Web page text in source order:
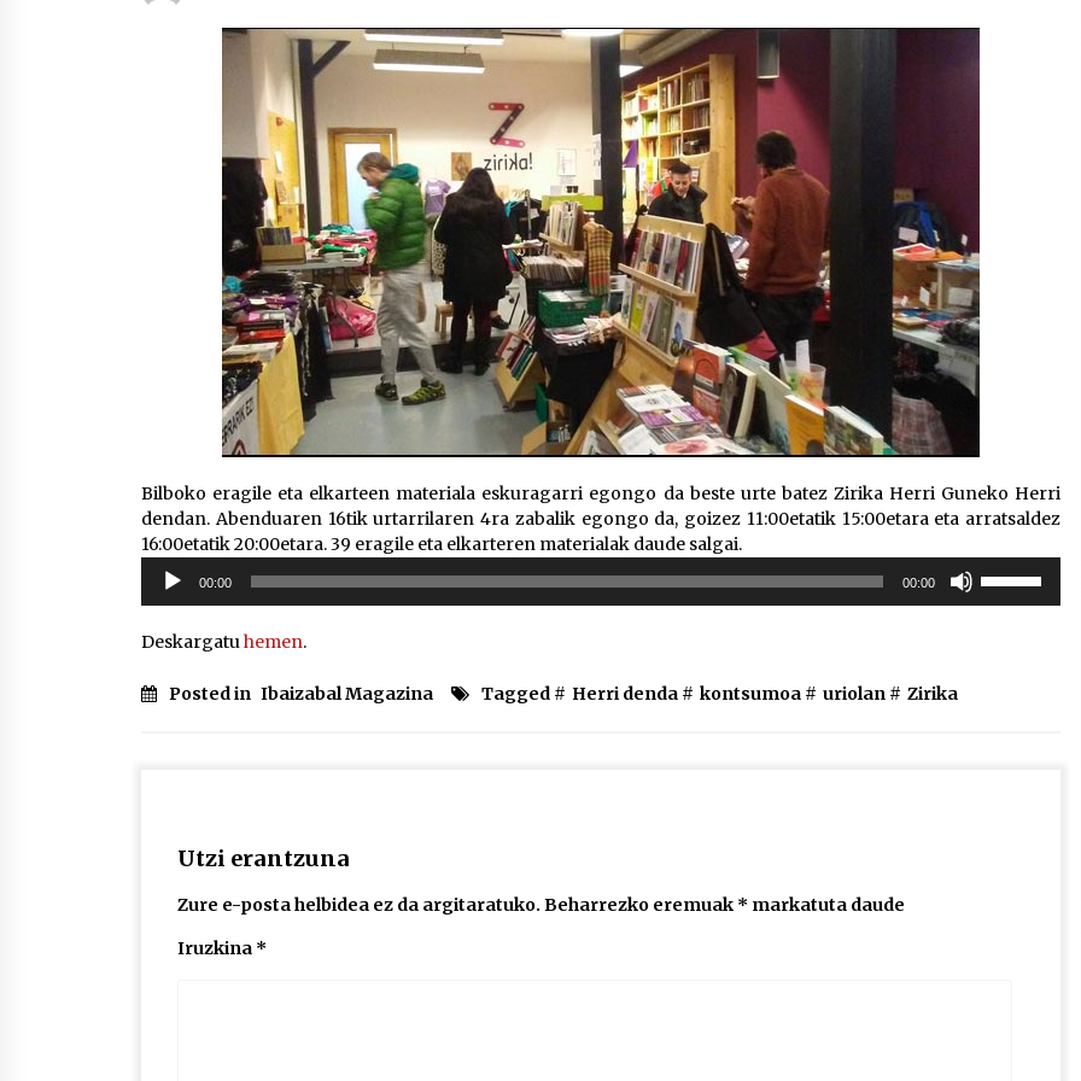
2026/07/16
POTTO: San Pedro jaietako bertso-
saioa
2026/07/09
Larunbatean Plentziako Itsas
Martxa ospatuko da
2026/07/07
Auritz Iñurrietaren margoak
ikusgai Uribitarte40 aretoan
2026/07/03
SOINUGELA: Paul McCartney eta
Ringo Starr-en lan berriak
2026/07/03
Bilboko eragile eta elkarteen materiala eskuragarri egongo da beste urte batez Zirika Herri Guneko Herri
dendan. Abenduaren 16tik urtarrilaren 4ra zabalik egongo da, goizez 11:00etatik 15:00etara eta arratsaldez
16:00etatik 20:00etara. 39 eragile eta elkarteren materialak daude salgai.
Soinu
erreproduzigailua
00:00 00:00
Deskargatuhemen.
Posted in Ibaizabal Magazina Tagged # Herri denda # kontsumoa # uriolan # Zirika
Utzi erantzuna
Zure e-posta helbidea ez da argitaratuko. Beharrezko eremuak * markatuta daude
Iruzkina *